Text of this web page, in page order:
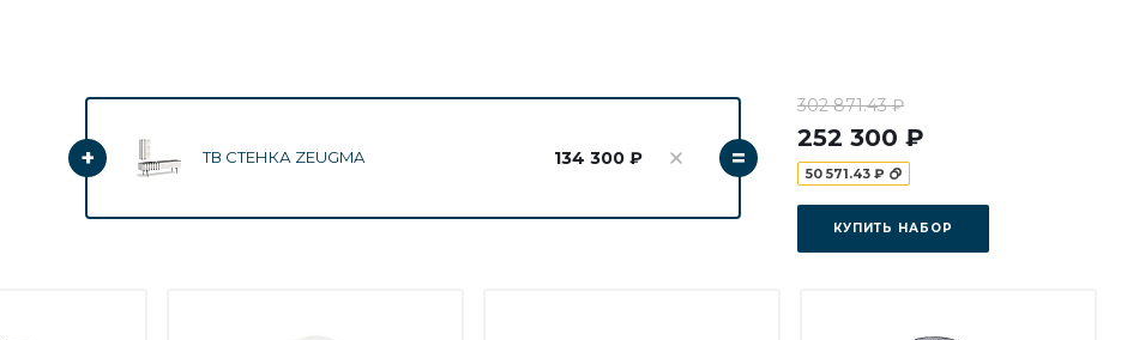
ТВ СТЕНКА ZEUGMA 134 300 ₽
+ =
302 871.43 ₽
252 300 ₽
50 571.43 ₽
КУПИТЬ НАБОР